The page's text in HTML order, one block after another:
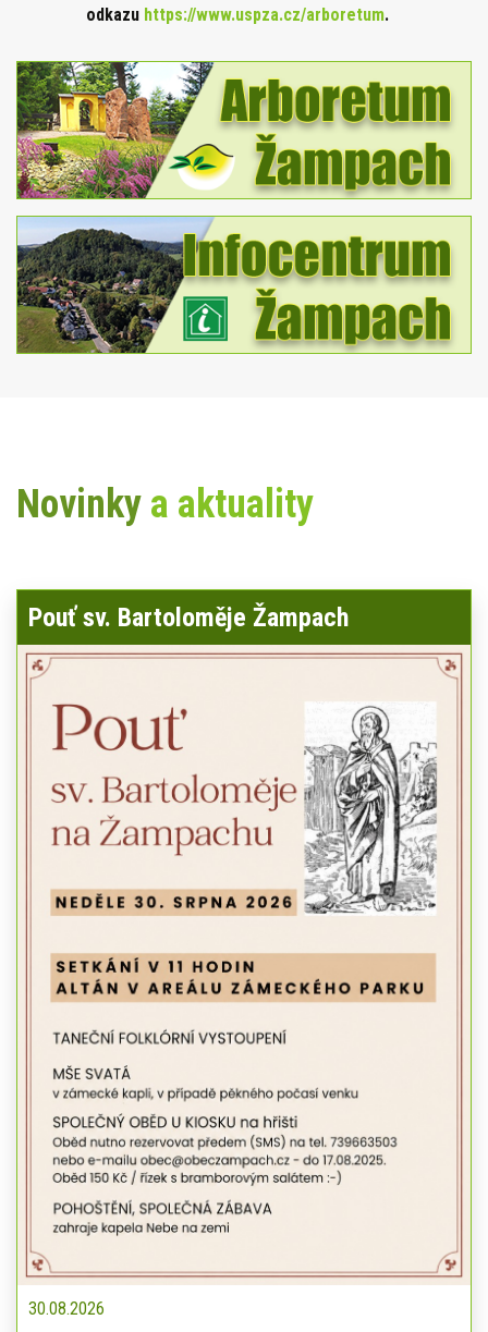
odkazu https://www.uspza.cz/arboretum.
Novinky a aktuality
Pouť sv. Bartoloměje Žampach
30.08.2026